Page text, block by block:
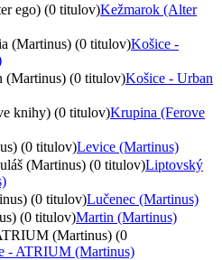
ego) (0 titulov)Kežmarok (Alter
(Martinus) (0 titulov)Košice -
(Martinus) (0 titulov)Košice - Urban
knihy) (0 titulov)Krupina (Ferove
(0 titulov)Levice (Martinus)
(Martinus) (0 titulov)Liptovský
(0 titulov)Lučenec (Martinus)
(0 titulov)Martin (Martinus)
(Martinus) (0
- ATRIUM (Martinus)